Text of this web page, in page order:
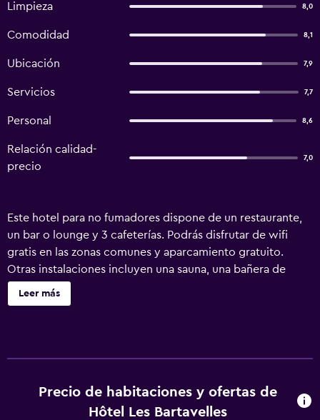
Limpieza 8,0
Comodidad 8,1
Ubicación 7,9
Servicios 7,7
Personal 8,6
Relación calidad-
precio
7,0
Este hotel para no fumadores dispone de un restaurante,
un bar o lounge y 3 cafeterías. Podrás disfrutar de wifi
gratis en las zonas comunes y aparcamiento gratuito.
Otras instalaciones incluyen una sauna, una bañera de
hidromasaje y salas de tratamientos o masajes. Hôtel Les
Bartavelles ofrece 43 alojamientos con caja fuerte y
wifi gratis. Los servicios para las personas de negocios
incluyen escritorio y teléfono. Se ofrece servicio de
Leer más
Precio de habitaciones y ofertas de
Hôtel Les Bartavelles